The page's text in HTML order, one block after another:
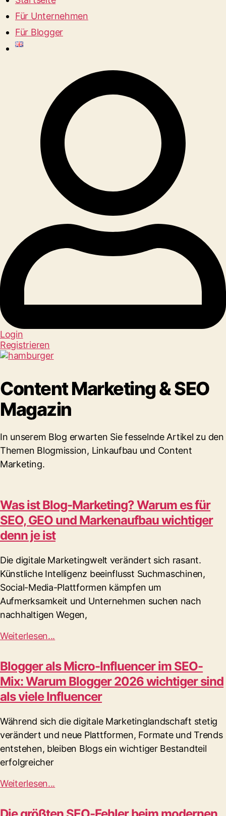
Für Unternehmen
Für Blogger
Login
Registrieren
Content Marketing & SEO
Magazin
In unserem Blog erwarten Sie fesselnde Artikel zu den
Themen Blogmission, Linkaufbau und Content
Marketing.
Was ist Blog-Marketing? Warum es für
SEO, GEO und Markenaufbau wichtiger
denn je ist
Die digitale Marketingwelt verändert sich rasant.
Künstliche Intelligenz beeinflusst Suchmaschinen,
Social-Media-Plattformen kämpfen um
Aufmerksamkeit und Unternehmen suchen nach
nachhaltigen Wegen,
Weiterlesen...
Blogger als Micro-Influencer im SEO-
Mix: Warum Blogger 2026 wichtiger sind
als viele Influencer
Während sich die digitale Marketinglandschaft stetig
verändert und neue Plattformen, Formate und Trends
entstehen, bleiben Blogs ein wichtiger Bestandteil
erfolgreicher
Weiterlesen...